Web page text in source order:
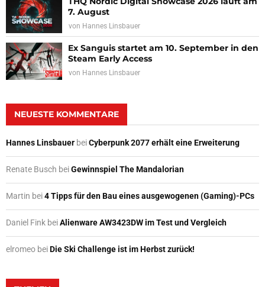
7. August
von Hannes Linsbauer
Ex Sanguis startet am 10. September in den
Steam Early Access
von Hannes Linsbauer
NEUESTE KOMMENTARE
Hannes Linsbauer beiCyberpunk 2077 erhält eine Erweiterung
Renate Busch beiGewinnspiel The Mandalorian
Martin bei4 Tipps für den Bau eines ausgewogenen (Gaming)-PCs
Daniel Fink beiAlienware AW3423DW im Test und Vergleich
elromeo beiDie Ski Challenge ist im Herbst zurück!